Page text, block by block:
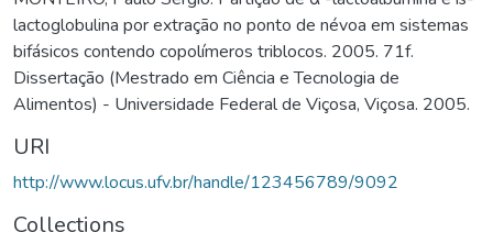
lactoglobulina por extração no ponto de névoa em sistemas
bifásicos contendo copolímeros triblocos. 2005. 71f.
Dissertação (Mestrado em Ciência e Tecnologia de
Alimentos) - Universidade Federal de Viçosa, Viçosa. 2005.
URI
http://www.locus.ufv.br/handle/123456789/9092
Collections